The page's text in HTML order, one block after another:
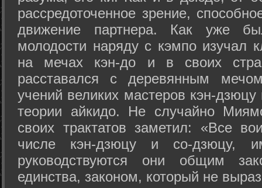
рассредоточенное зрение,
движение партнера. Как уже
молодости наряду с кэмпо изучал
на мечах кэн-до и в своих
расставался с деревянным
учений великих мастеров кэн-
теории айкидо. Не случайно
своих трактатов заметил: «Все
числе кэн-дзюцу и со-дзюцу,
руководствуются они общим
единства, законом, который не